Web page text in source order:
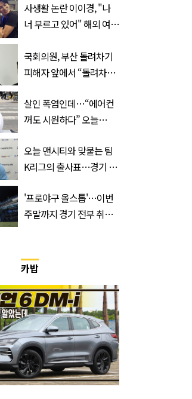
사생활 논란 이이경, "나
너 부르고 있어" 해외 여배
국회의원, 부산 돌려차기
피해자 앞에서 “돌려차기
살인 폭염인데…“에어컨
꺼도 시원하다” 오늘
오늘 맨시티와 맞붙는 팀
K리그의 출사표…경기 시
'프로야구 올스톱'…이번
주말까지 경기 전부 취소,
카밥